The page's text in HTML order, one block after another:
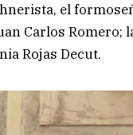
el
Carlos Romero;
Rojas Decut.